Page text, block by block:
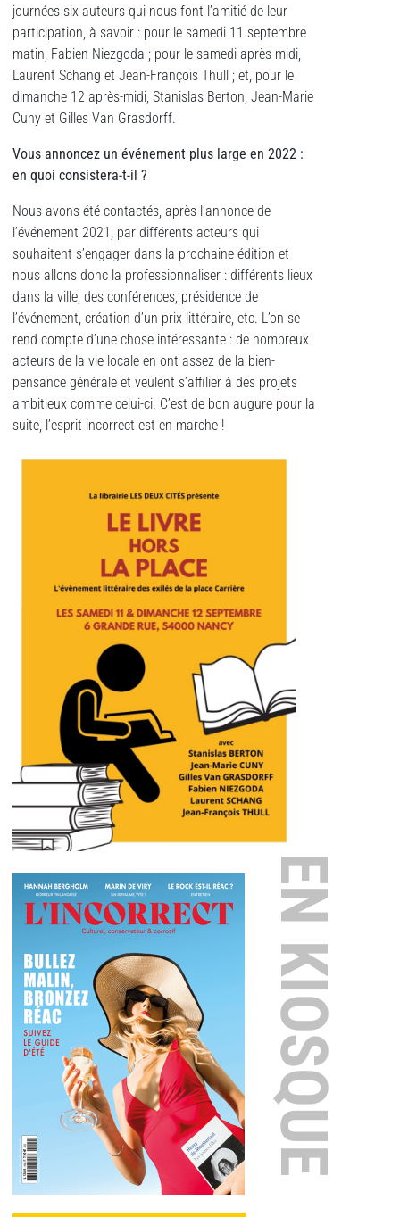
journées six auteurs qui nous font l’amitié de leur
participation, à savoir : pour le samedi 11 septembre
matin, Fabien Niezgoda ; pour le samedi après-midi,
Laurent Schang et Jean-François Thull ; et, pour le
dimanche 12 après-midi, Stanislas Berton, Jean-Marie
Cuny et Gilles Van Grasdorff.
Vous annoncez un événement plus large en 2022 :
en quoi consistera-t-il ?
Nous avons été contactés, après l’annonce de
l’événement 2021, par différents acteurs qui
souhaitent s’engager dans la prochaine édition et
nous allons donc la professionnaliser : différents lieux
dans la ville, des conférences, présidence de
l’événement, création d’un prix littéraire, etc. L’on se
rend compte d’une chose intéressante : de nombreux
acteurs de la vie locale en ont assez de la bien-
pensance générale et veulent s’affilier à des projets
ambitieux comme celui-ci. C’est de bon augure pour la
suite, l’esprit incorrect est en marche !
EN KIOSQUE